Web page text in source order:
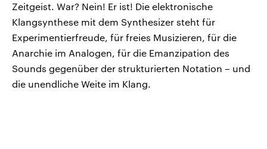
Zeitgeist. War? Nein! Er ist! Die elektronische
Klangsynthese mit dem Synthesizer steht für
Experimentierfreude, für freies Musizieren, für die
Anarchie im Analogen, für die Emanzipation des
Sounds gegenüber der strukturierten Notation – und
die unendliche Weite im Klang.